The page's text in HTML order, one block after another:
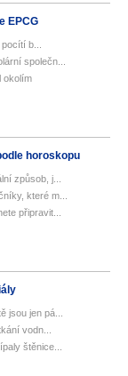
EPCG
b...
společn...
okolím
horoskopu
způsob, j...
které m...
připravit...
jsou jen pá...
vodn...
štěnice...